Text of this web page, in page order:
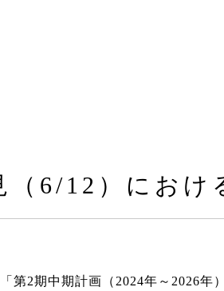
6/12）におけ
2期中期計画（2024年～2026年